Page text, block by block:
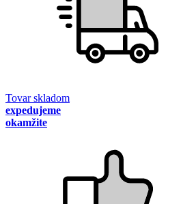
Tovar skladom
expedujeme
okamžite